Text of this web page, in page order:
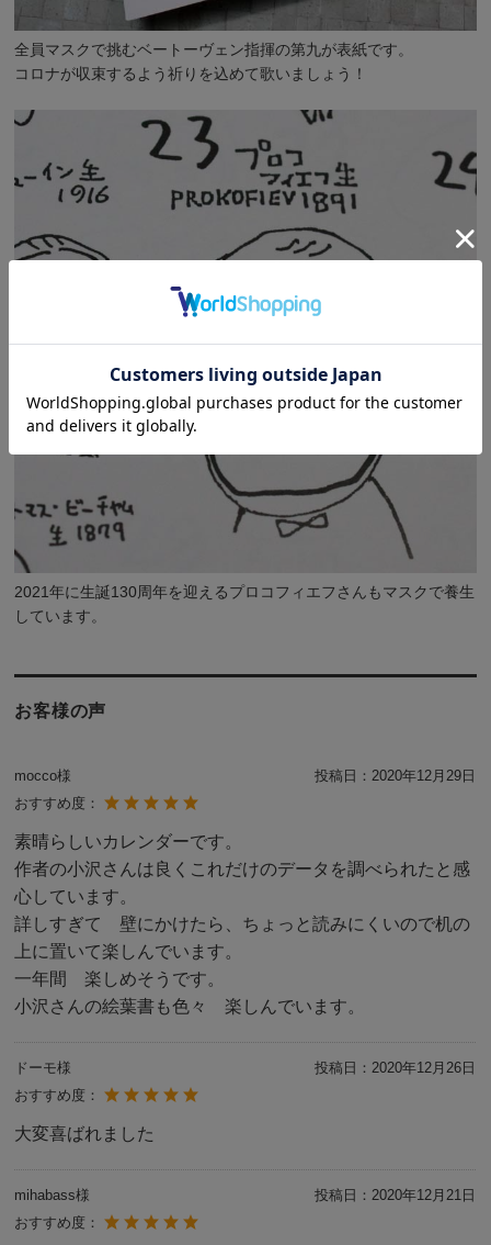
全員マスクで挑むベートーヴェン指揮の第九が表紙です。
コロナが収束するよう祈りを込めて歌いましょう！
2021年に生誕130周年を迎えるプロコフィエフさんもマスクで養生
しています。
お客様の声
mocco様 投稿日： 2020年12月29日
おすすめ度：
素晴らしいカレンダーです。
作者の小沢さんは良くこれだけのデータを調べられたと感
心しています。
詳しすぎて 壁にかけたら、ちょっと読みにくいので机の
上に置いて楽しんでいます。
一年間 楽しめそうです。
小沢さんの絵葉書も色々 楽しんでいます。
ドーモ様 投稿日： 2020年12月26日
おすすめ度：
大変喜ばれました
mihabass様 投稿日： 2020年12月21日
おすすめ度：